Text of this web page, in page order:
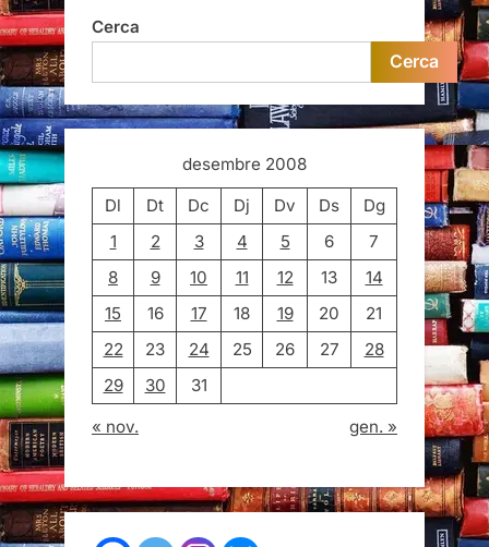
Cerca
Cerca
desembre 2008
Dl
Dt Dc Dj Dv Ds
Dg
1
2 3 4 5 6
7
8
9 10 11 12 13
14
15
16 17 18 19 20
21
22
23 24 25 26 27
28
29
30
31
« nov.
gen. »